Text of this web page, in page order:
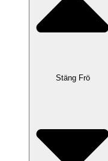
Stäng Frö